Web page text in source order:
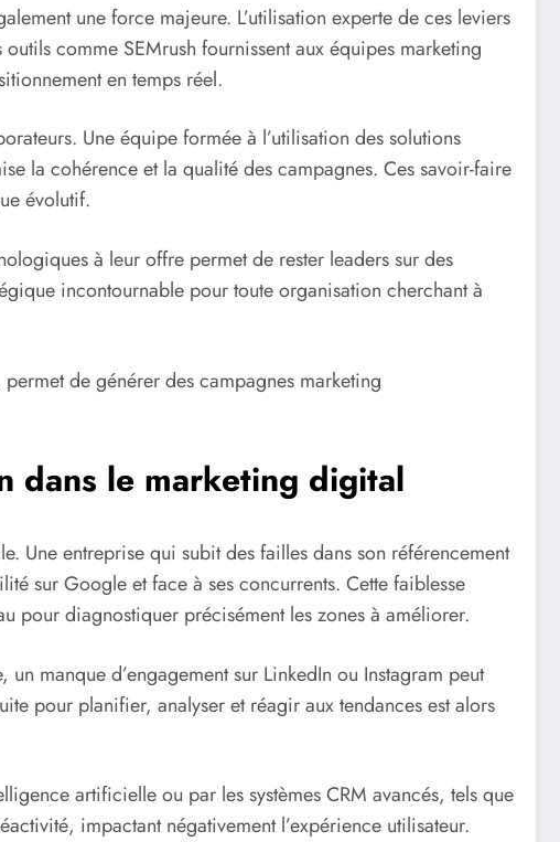
une force majeure. L’utilisation experte de ces leviers
comme SEMrush fournissent aux équipes marketing
en temps réel.
Une équipe formée à l’utilisation des solutions
la cohérence et la qualité des campagnes. Ces savoir-faire
évolutif.
à leur offre permet de rester leaders sur des
incontournable pour toute organisation cherchant à
de générer des campagnes marketing
dans le marketing digital
Une entreprise qui subit des failles dans son référencement
sur Google et face à ses concurrents. Cette faiblesse
pour diagnostiquer précisément les zones à améliorer.
manque d’engagement sur LinkedIn ou Instagram peut
pour planifier, analyser et réagir aux tendances est alors
artificielle ou par les systèmes CRM avancés, tels que
impactant négativement l’expérience utilisateur.